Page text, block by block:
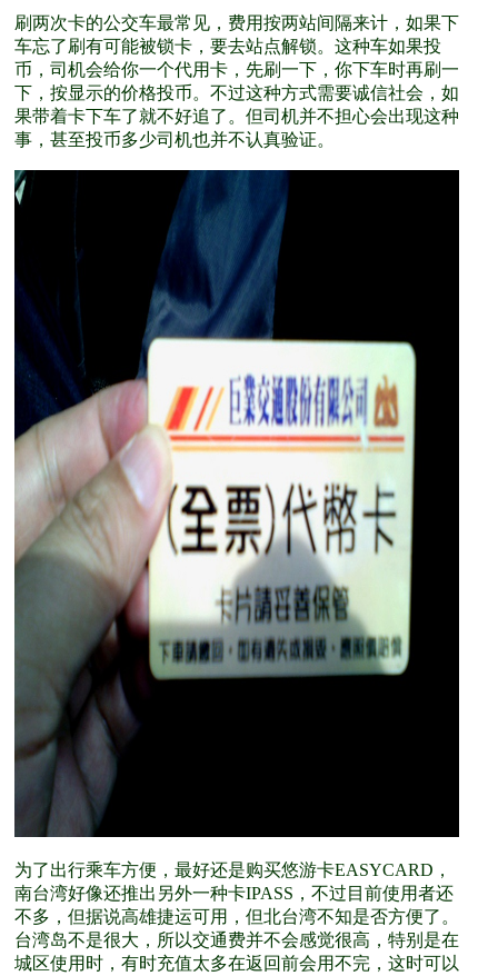
刷两次卡的公交车最常见，费用按两站间隔来计，如果下
车忘了刷有可能被锁卡，要去站点解锁。这种车如果投
币，司机会给你一个代用卡，先刷一下，你下车时再刷一
下，按显示的价格投币。不过这种方式需要诚信社会，如
果带着卡下车了就不好追了。但司机并不担心会出现这种
事，甚至投币多少司机也并不认真验证。
为了出行乘车方便，最好还是购买悠游卡EASYCARD，
南台湾好像还推出另外一种卡IPASS，不过目前使用者还
不多，但据说高雄捷运可用，但北台湾不知是否方便了。
台湾岛不是很大，所以交通费并不会感觉很高，特别是在
城区使用时，有时充值太多在返回前会用不完，这时可以